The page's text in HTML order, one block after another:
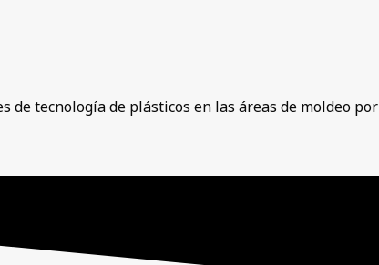
de tecnología de plásticos en las áreas de moldeo por